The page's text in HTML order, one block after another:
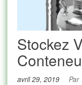
Stockez
avril 29, 2019 Par